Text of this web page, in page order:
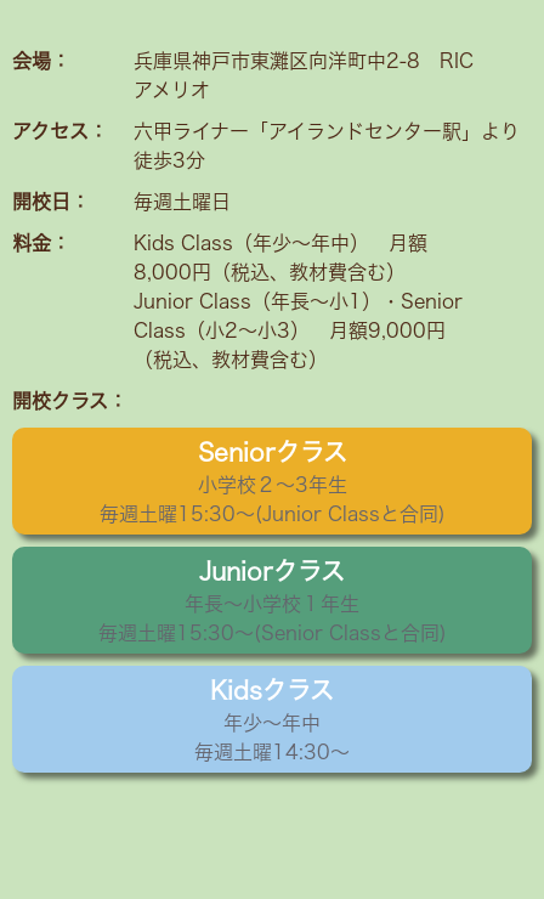
会場：
兵庫県神戸市東灘区向洋町中2-8 RIC
アメリオ
アクセス：
六甲ライナー「アイランドセンター駅」より
徒歩3分
開校日： 毎週土曜日
料金：
Kids Class（年少〜年中） 月額
8,000円（税込、教材費含む）
Junior Class（年長～小1）・Senior
Class（小2〜小3） 月額9,000円
（税込、教材費含む）
開校クラス：
Seniorクラス
小学校２〜3年生
毎週土曜15:30〜(Junior Classと合同)
Juniorクラス
年長〜小学校１年生
毎週土曜15:30～(Senior Classと合同)
Kidsクラス
年少〜年中
毎週土曜14:30～